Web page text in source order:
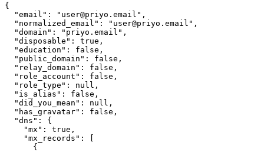
{
  "email": "user@priyo.email",
  "normalized_email": "user@priyo.email",
  "domain": "priyo.email",
  "disposable": true,
  "education": false,
  "public_domain": false,
  "relay_domain": false,
  "role_account": false,
  "role_type": null,
  "is_alias": false,
  "did_you_mean": null,
  "has_gravatar": false,
  "dns": {
    "mx": true,
    "mx_records": [
      {